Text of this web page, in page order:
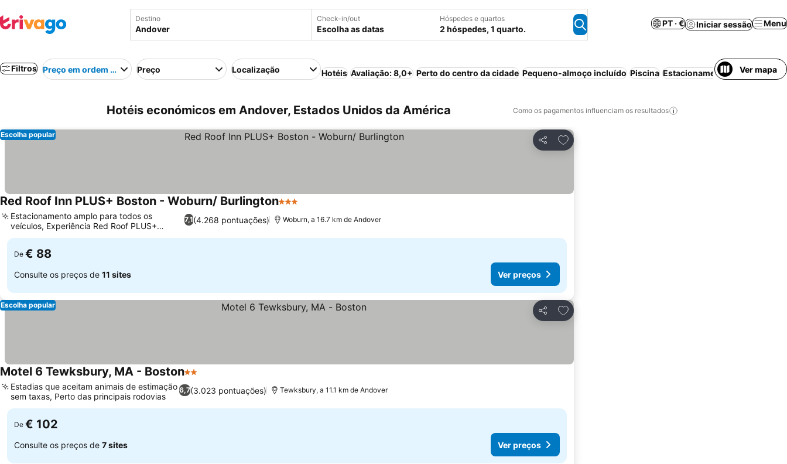
Destino Check-in/out
Escolha as datas
Hóspedes e quartos
2 hóspedes, 1 quarto.
PT · € Iniciar sessão Menu
Filtros Preço em ordem crescentePreço Localização Hotéis Avaliação: 8,0+ Perto do centro da cidade Pequeno-almoço incluído Piscina Estacionamento Animais
Ver mapa
Hotéis económicos em Andover, Estados Unidos da América Como os pagamentos influenciam os resultados
Partilhar
Adicionar aos favoritos
Escolha popular
Red Roof Inn PLUS+ Boston - Woburn/ Burlington3 Estrelas
7,1(4.268 pontuações)
Estacionamento amplo para todos os
veículos, Experiência Red Roof PLUS+
aprimorada
Woburn, a 16.7 km de Andover
De € 88
Consulte os preços de 11 sites Ver preços
Partilhar
Adicionar aos favoritos
Escolha popular
Motel 6 Tewksbury, MA - Boston2 Estrelas
6,7(3.023 pontuações)
Estadias que aceitam animais de estimação
sem taxas, Perto das principais rodovias
Tewksbury, a 11.1 km de Andover
De € 102
Consulte os preços de 7 sites Ver preços